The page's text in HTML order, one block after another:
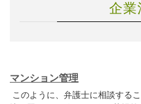
企業
マンション管理
このように、弁護士に相談する